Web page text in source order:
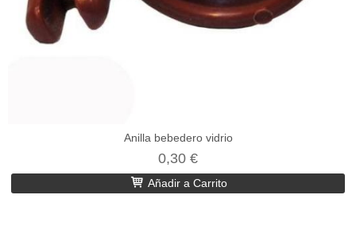
Anilla bebedero vidrio
0,30 €
Añadir a Carrito